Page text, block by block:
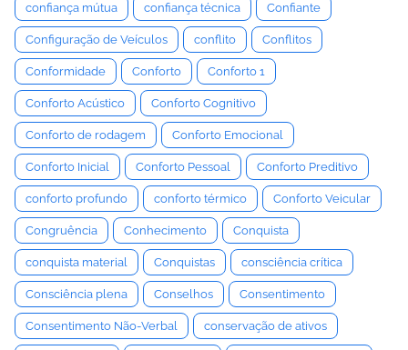
confiança mútua confiança técnica Confiante
Configuração de Veículos conflito Conflitos
Conformidade Conforto Conforto 1
Conforto Acústico Conforto Cognitivo
Conforto de rodagem Conforto Emocional
Conforto Inicial Conforto Pessoal Conforto Preditivo
conforto profundo conforto térmico Conforto Veicular
Congruência Conhecimento Conquista
conquista material Conquistas consciência crítica
Consciência plena Conselhos Consentimento
Consentimento Não-Verbal conservação de ativos